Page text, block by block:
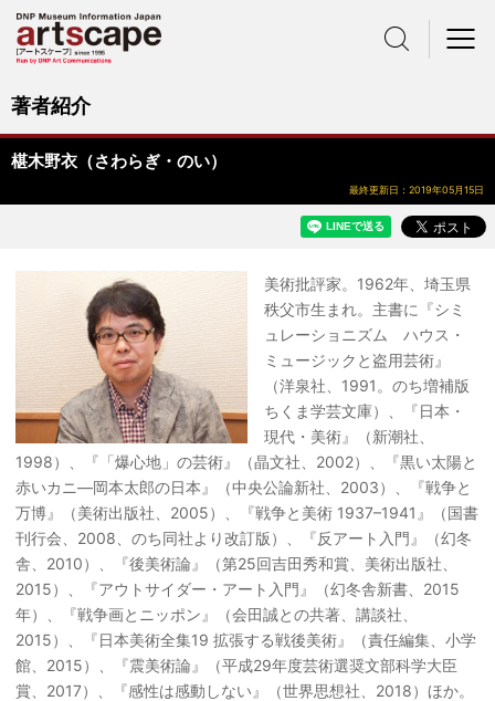
著者紹介
椹木野衣（さわらぎ・のい）
最終更新日：2019年05月15日
美術批評家。1962年、埼玉県
秩父市生まれ。主書に『シミ
ュレーショニズム ハウス・
ミュージックと盗用芸術』
（洋泉社、1991。のち増補版
ちくま学芸文庫）、『日本・
現代・美術』（新潮社、
1998）、『「爆心地」の芸術』（晶文社、2002）、『黒い太陽と
赤いカニ―岡本太郎の日本』（中央公論新社、2003）、『戦争と
万博』（美術出版社、2005）、『戦争と美術 1937–1941』（国書
刊行会、2008、のち同社より改訂版）、『反アート入門』（幻冬
舎、2010）、『後美術論』（第25回吉田秀和賞、美術出版社、
2015）、『アウトサイダー・アート入門』（幻冬舎新書、2015
年）、『戦争画とニッポン』（会田誠との共著、講談社、
2015）、『日本美術全集19 拡張する戦後美術』（責任編集、小学
館、2015）、『震美術論』（平成29年度芸術選奨文部科学大臣
賞、2017）、『感性は感動しない』（世界思想社、2018）ほか。
サイト内検索